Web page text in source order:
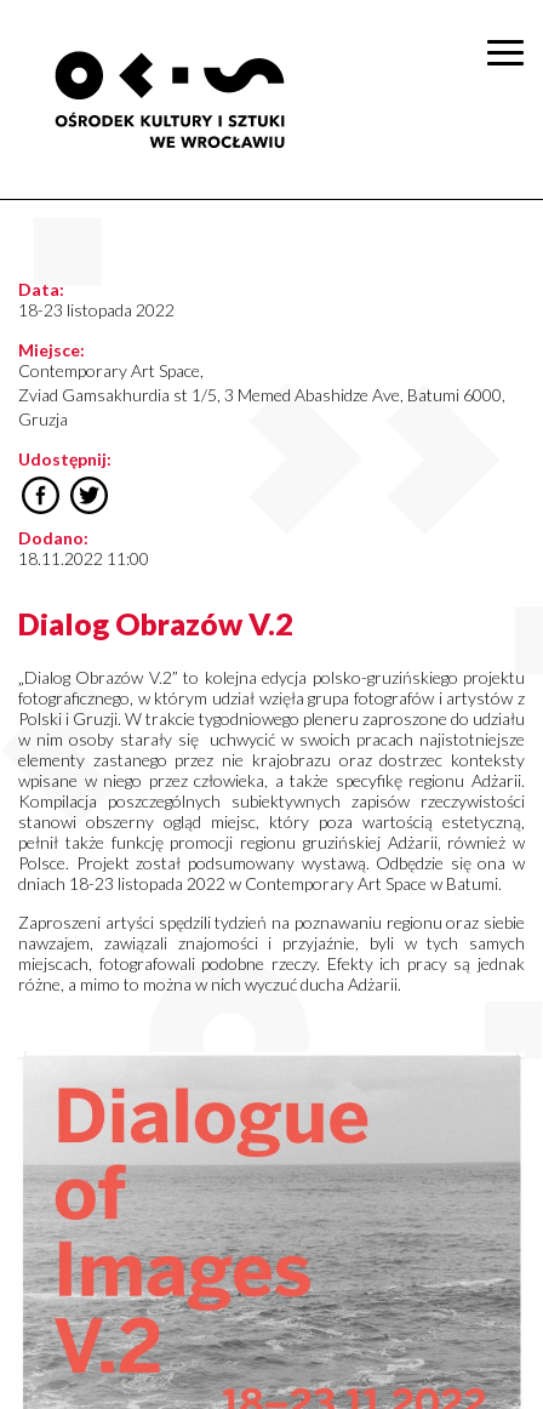
Data:
18-23 listopada 2022
Miejsce:
Contemporary Art Space,
Zviad Gamsakhurdia st 1/5, 3 Memed Abashidze Ave, Batumi 6000,
Gruzja
Udostępnij:
Dodano:
18.11.2022 11:00
Dialog Obrazów V.2
„Dialog Obrazów V.2” to kolejna edycja polsko-gruzińskiego projektu
fotograficznego, w którym udział wzięła grupa fotografów i artystów z
Polski i Gruzji. W trakcie tygodniowego pleneru zaproszone do udziału
w nim osoby starały się uchwycić w swoich pracach najistotniejsze
elementy zastanego przez nie krajobrazu oraz dostrzec konteksty
wpisane w niego przez człowieka, a także specyfikę regionu Adżarii.
Kompilacja poszczególnych subiektywnych zapisów rzeczywistości
stanowi obszerny ogląd miejsc, który poza wartością estetyczną,
pełnił także funkcję promocji regionu gruzińskiej Adżarii, również w
Polsce. Projekt został podsumowany wystawą. Odbędzie się ona w
dniach 18-23 listopada 2022 w Contemporary Art Space w Batumi.
Zaproszeni artyści spędzili tydzień na poznawaniu regionu oraz siebie
nawzajem, zawiązali znajomości i przyjaźnie, byli w tych samych
miejscach, fotografowali podobne rzeczy. Efekty ich pracy są jednak
różne, a mimo to można w nich wyczuć ducha Adżarii.